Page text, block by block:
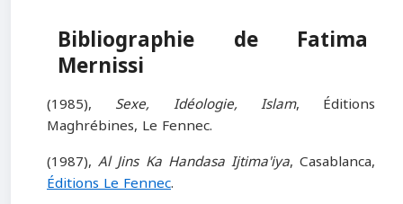
Bibliographie de Fatima
Mernissi
(1985), Sexe, Idéologie, Islam, Éditions
Maghrébines, Le Fennec.
(1987),Al Jins Ka Handasa Ijtima'iya, Casablanca,
Éditions Le Fennec.